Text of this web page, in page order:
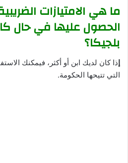
ما هي الامتيازات
الحصول عليها في حال
بلجيكا؟
إذا كان لديك ابن أو أكثر، فيمكنك
التي تتيحها الحكومة.